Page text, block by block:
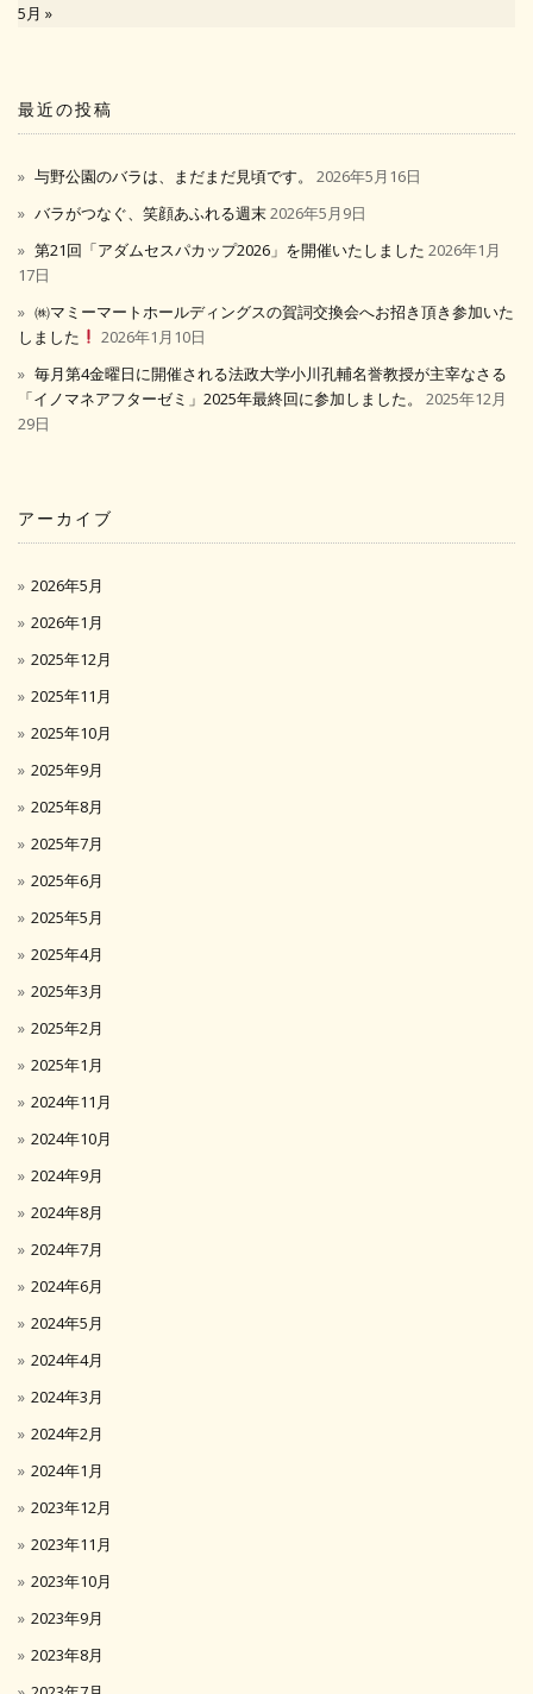
5月 »
最近の投稿
与野公園のバラは、まだまだ見頃です。
2026年5月16日
バラがつなぐ、笑顔あふれる週末2026年5月9日
第21回「アダムセスパカップ2026」を開催いたしました 2026年1月
17日
㈱マミーマートホールディングスの賀詞交換会へお招き頂き参加いた
しました
2026年1月10日
毎月第4金曜日に開催される法政大学小川孔輔名誉教授が主宰なさる
「イノマネアフターゼミ」2025年最終回に参加しました。
2025年12月
29日
アーカイブ
2026年5月
2026年1月
2025年12月
2025年11月
2025年10月
2025年9月
2025年8月
2025年7月
2025年6月
2025年5月
2025年4月
2025年3月
2025年2月
2025年1月
2024年11月
2024年10月
2024年9月
2024年8月
2024年7月
2024年6月
2024年5月
2024年4月
2024年3月
2024年2月
2024年1月
2023年12月
2023年11月
2023年10月
2023年9月
2023年8月